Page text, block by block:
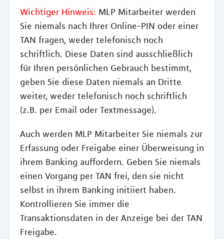
Wichtiger Hinweis: MLP Mitarbeiter werden
Sie niemals nach Ihrer Online-PIN oder einer
TAN fragen, weder telefonisch noch
schriftlich. Diese Daten sind ausschließlich
für Ihren persönlichen Gebrauch bestimmt,
geben Sie diese Daten niemals an Dritte
weiter, weder telefonisch noch schriftlich
(z.B. per Email oder Textmessage).
Auch werden MLP Mitarbeiter Sie niemals zur
Erfassung oder Freigabe einer Überweisung in
ihrem Banking auffordern. Geben Sie niemals
einen Vorgang per TAN frei, den sie nicht
selbst in ihrem Banking initiiert haben.
Kontrollieren Sie immer die
Transaktionsdaten in der Anzeige bei der TAN
Freigabe.